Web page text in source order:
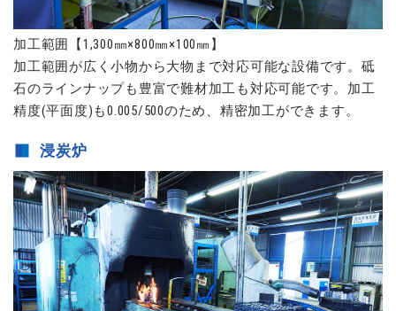
加工範囲【1,300㎜×800㎜×100㎜】
加工範囲が広く小物から大物まで対応可能な設備です。砥
石のラインナップも豊富で難材加工も対応可能です。加工
精度(平面度)も0.005/500のため、精密加工ができます。
浸炭炉